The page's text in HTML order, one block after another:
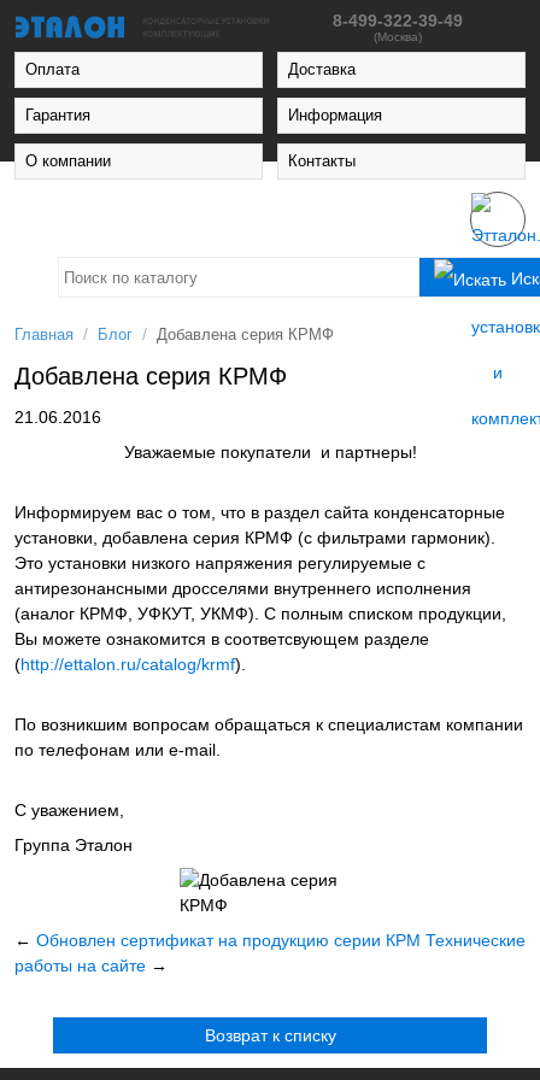
8-499-322-39-49
(Москва)
Оплата Доставка
Гарантия Информация
О компании Контакты
Главная / Блог / Добавлена серия КРМФ
Добавлена серия КРМФ
21.06.2016
Уважаемые покупатели и партнеры!
Информируем вас о том, что в раздел сайта конденсаторные
установки, добавлена серия КРМФ (с фильтрами гармоник).
Это установки низкого напряжения регулируемые с
антирезонансными дросселями внутреннего исполнения
(аналог КРМФ, УФКУТ, УКМФ). С полным списком продукции,
Вы можете ознакомится в соответсвующем разделе
(http://ettalon.ru/catalog/krmf).
По возникшим вопросам обращаться к специалистам компании
по телефонам или e-mail.
С уважением,
Группа Эталон
← Обновлен сертификат на продукцию серии КРМ Технические
работы на сайте →
Возврат к списку